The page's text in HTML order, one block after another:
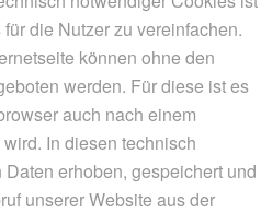
die Nutzer zu vereinfachen.
können ohne den
werden. Für diese ist es
auch nach einem
In diesen technisch
erhoben, gespeichert und
unserer Website aus der